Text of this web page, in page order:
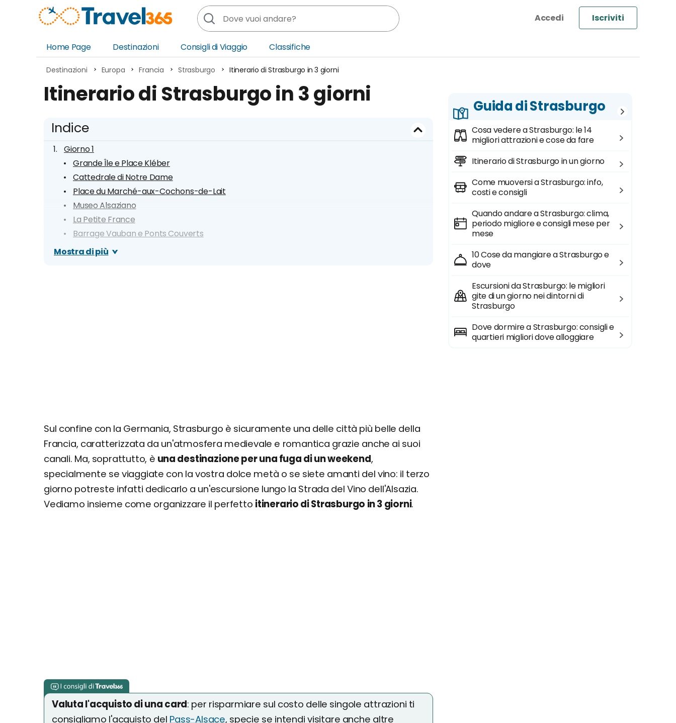
Iscriviti
Home Page
Destinazioni
Europa
Oceania
Nord America
America Centrale
Consigli di Viaggio Classifiche
Destinazioni Europa Francia Strasburgo Itinerario di Strasburgo in 3 giorni
Itinerario di Strasburgo in 3 giorni
Indice
Giorno 1
Grande Île e Place Kléber
Cattedrale di Notre Dame
Place du Marché-aux-Cochons-de-Lait
Museo Alsaziano
La Petite France
Barrage Vauban e Ponts Couverts
Giorno 2
Mostra di più
Sul confine con la Germania, Strasburgo è sicuramente una delle città più belle della
Francia, caratterizzata da un'atmosfera medievale e romantica grazie anche ai suoi
canali. Ma, soprattutto, è una destinazione per una fuga di un weekend,
specialmente se viaggiate con la vostra dolce metà o se siete amanti del vino: il terzo
giorno potreste infatti dedicarlo a un'escursione lungo la Strada del Vino dell'Alsazia.
Vediamo insieme come organizzare il perfetto itinerario di Strasburgo in 3 giorni.
Valuta l'acquisto di una card: per risparmiare sul costo delle singole attrazioni ti
consigliamo l'acquisto del Pass-Alsace, specie se intendi visitare anche altre
Guida di Strasburgo
Cosa vedere a Strasburgo: le 14
migliori attrazioni e cose da fare
Itinerario di Strasburgo in un giorno
Come muoversi a Strasburgo: info,
costi e consigli
Quando andare a Strasburgo: clima,
periodo migliore e consigli mese per
mese
10 Cose da mangiare a Strasburgo e
dove
Escursioni da Strasburgo: le migliori
gite di un giorno nei dintorni di
Strasburgo
Dove dormire a Strasburgo: consigli e
quartieri migliori dove alloggiare